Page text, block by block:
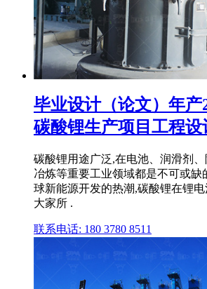
毕业设计（论文）年产
碳酸锂生产项目工程设
碳酸锂用途广泛,在电池、润滑剂、
冶炼等重要工业领域都是不可或缺
球新能源开发的热潮,碳酸锂在锂
大家所 .
联系电话: 180 3780 8511